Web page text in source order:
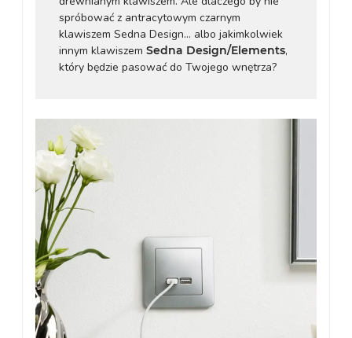
spróbować z antracytowym czarnym
klawiszem Sedna Design... albo jakimkolwiek
innym klawiszem Sedna Design/Elements,
który będzie pasować do Twojego wnętrza?